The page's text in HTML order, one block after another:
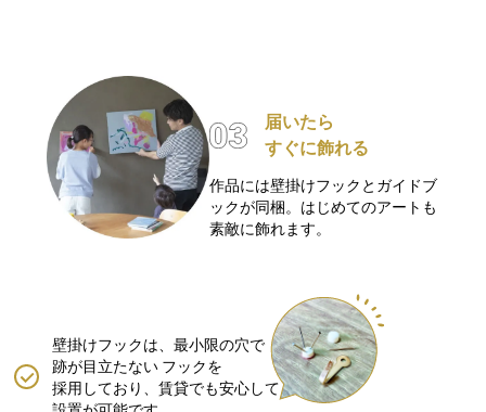
届いたら
すぐに飾れる
作品には壁掛けフックとガイドブ
ックが同梱。はじめてのアートも
素敵に飾れます。
壁掛けフックは、最小限の穴で
跡が目立たない フックを
採用しており、賃貸でも安心して